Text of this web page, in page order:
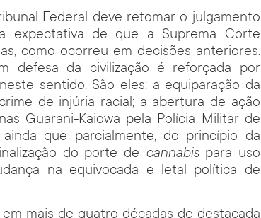
Federal deve retomar o julgamento
expectativa de que a Suprema Corte
como ocorreu em decisões anteriores.
defesa da civilização é reforçada por
sentido. São eles: a equiparação da
de injúria racial; a abertura de ação
Guarani-Kaiowa pela Polícia Militar de
que parcialmente, do princípio da
do porte de cannabispara uso
na equivocada e letal política de